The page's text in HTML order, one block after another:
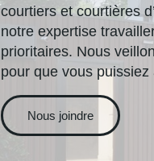
courtiers et courtières
notre expertise
prioritaires. Nous
pour que vous puissiez
Nous joindre